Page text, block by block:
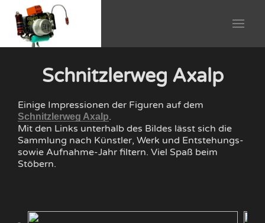
Schnitzlerweg Axalp
Einige Impressionen der Figuren auf dem
Schnitzlerweg Axalp.
Mit den Links unterhalb des Bildes lässt sich die
Sammlung nach Künstler, Werk und Entstehungs-
sowie Aufnahme-Jahr filtern. Viel Spaß beim
Stöbern.